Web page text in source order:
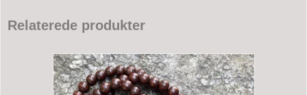
Relaterede produkter